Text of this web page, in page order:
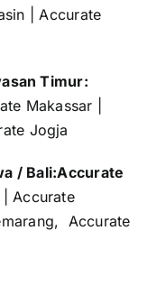
Accurate
Timur:
Makassar
Jogja
/ Bali:Accurate
Accurate
Accurate